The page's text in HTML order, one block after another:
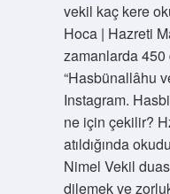
vekil kaç kere
Hoca | Hazreti
zamanlarda
“Hasbünallâhu
Instagram.
ne için çekilir?
atıldığında
Nimel Vekil
dilemek ve